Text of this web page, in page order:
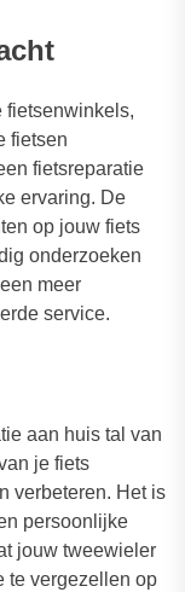
fietsenwinkels,
fietsen
fietsreparatie
ervaring. De
op jouw fiets
onderzoeken
meer
service.
aan huis tal van
je fiets
verbeteren. Het is
persoonlijke
jouw tweewieler
te vergezellen op